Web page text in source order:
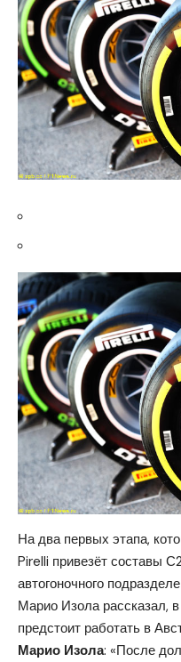
На два первых этапа,
Pirelli привезёт составы
автогоночного
Марио Изола рассказал,
предстоит работать в
Марио Изола: «После